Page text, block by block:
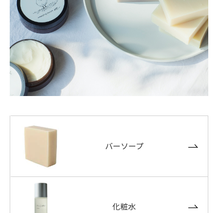
バーソープ
化粧水